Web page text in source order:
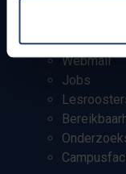
Webmail
Jobs